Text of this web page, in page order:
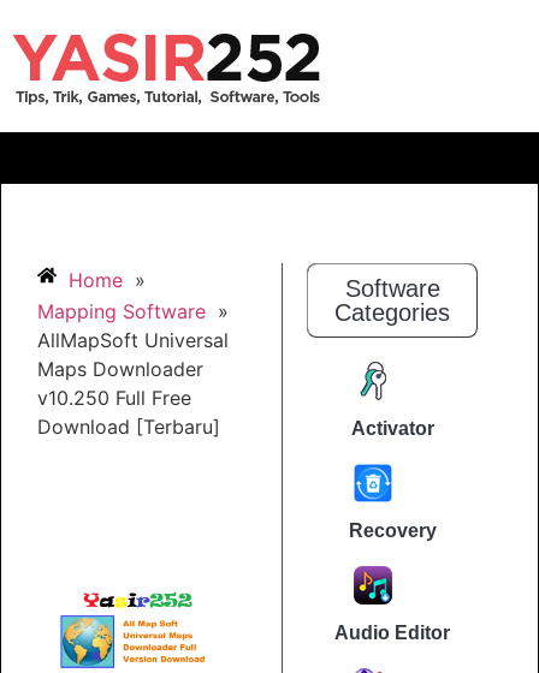
Home »
Mapping Software »
AllMapSoft Universal
Maps Downloader
v10.250 Full Free
Download [Terbaru]
Software
Categories
Activator
Recovery
Audio Editor